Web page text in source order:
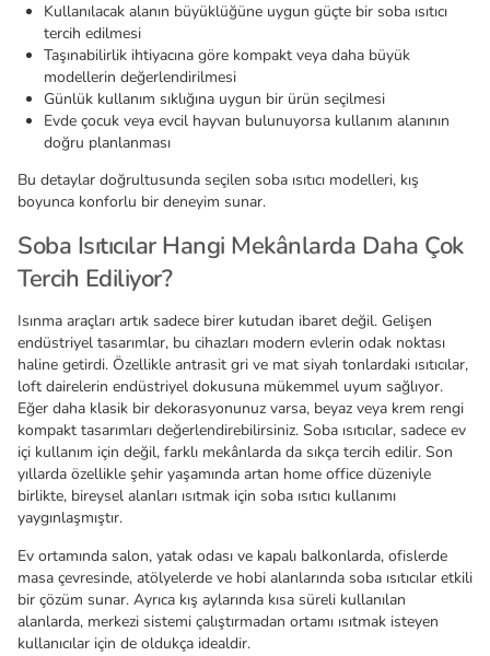
Kullanılacak alanın büyüklüğüne uygun güçte bir soba ısıtıcı
tercih edilmesi
Taşınabilirlik ihtiyacına göre kompakt veya daha büyük
modellerin değerlendirilmesi
Günlük kullanım sıklığına uygun bir ürün seçilmesi
Evde çocuk veya evcil hayvan bulunuyorsa kullanım alanının
doğru planlanması
Bu detaylar doğrultusunda seçilen soba ısıtıcı modelleri, kış
boyunca konforlu bir deneyim sunar.
Soba Isıtıcılar Hangi Mekânlarda Daha Çok
Tercih Ediliyor?
Isınma araçları artık sadece birer kutudan ibaret değil. Gelişen
endüstriyel tasarımlar, bu cihazları modern evlerin odak noktası
haline getirdi. Özellikle antrasit gri ve mat siyah tonlardaki ısıtıcılar,
loft dairelerin endüstriyel dokusuna mükemmel uyum sağlıyor.
Eğer daha klasik bir dekorasyonunuz varsa, beyaz veya krem rengi
kompakt tasarımları değerlendirebilirsiniz. Soba ısıtıcılar, sadece ev
içi kullanım için değil, farklı mekânlarda da sıkça tercih edilir. Son
yıllarda özellikle şehir yaşamında artan home office düzeniyle
birlikte, bireysel alanları ısıtmak için soba ısıtıcı kullanımı
yaygınlaşmıştır.
Ev ortamında salon, yatak odası ve kapalı balkonlarda, ofislerde
masa çevresinde, atölyelerde ve hobi alanlarında soba ısıtıcılar etkili
bir çözüm sunar. Ayrıca kış aylarında kısa süreli kullanılan
alanlarda, merkezi sistemi çalıştırmadan ortamı ısıtmak isteyen
kullanıcılar için de oldukça idealdir.